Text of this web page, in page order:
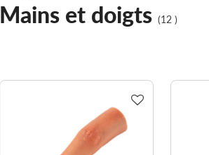
Mains et doigts (12 )